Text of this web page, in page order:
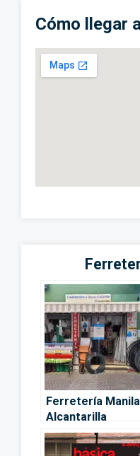
Cómo llegar
Ferretería
Alcantarilla